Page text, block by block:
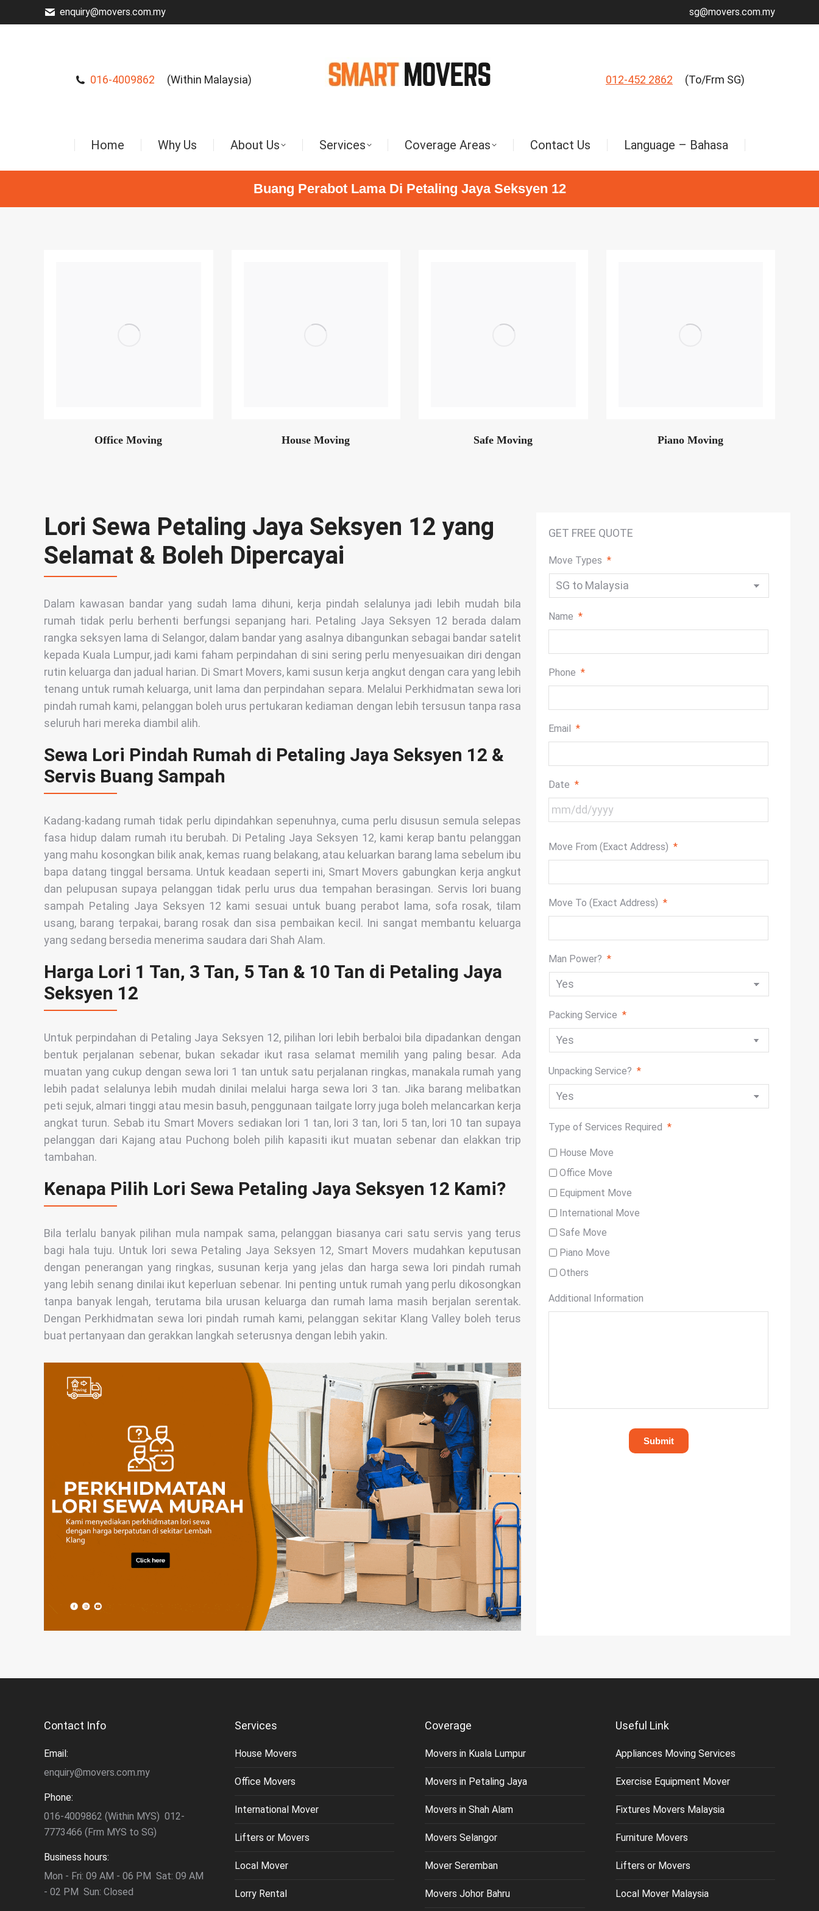
enquiry@movers.com.my sg@movers.com.my
016-4009862 (Within Malaysia) 012-452 2862 (To/Frm SG)
Home Why Us About Us Services Coverage Areas Contact Us Language – Bahasa
Buang Perabot Lama Di Petaling Jaya Seksyen 12
Office Moving House Moving Safe Moving Piano Moving
Lori Sewa Petaling Jaya Seksyen 12 yang
Selamat & Boleh Dipercayai
Dalam kawasan bandar yang sudah lama dihuni, kerja pindah selalunya jadi lebih mudah bila
rumah tidak perlu berhenti berfungsi sepanjang hari. Petaling Jaya Seksyen 12 berada dalam
rangka seksyen lama di Selangor, dalam bandar yang asalnya dibangunkan sebagai bandar satelit
kepada Kuala Lumpur, jadi kami faham perpindahan di sini sering perlu menyesuaikan diri dengan
rutin keluarga dan jadual harian. Di Smart Movers, kami susun kerja angkut dengan cara yang lebih
tenang untuk rumah keluarga, unit lama dan perpindahan separa. Melalui Perkhidmatan sewa lori
pindah rumah kami, pelanggan boleh urus pertukaran kediaman dengan lebih tersusun tanpa rasa
seluruh hari mereka diambil alih.
Sewa Lori Pindah Rumah di Petaling Jaya Seksyen 12 &
Servis Buang Sampah
Kadang-kadang rumah tidak perlu dipindahkan sepenuhnya, cuma perlu disusun semula selepas
fasa hidup dalam rumah itu berubah. Di Petaling Jaya Seksyen 12, kami kerap bantu pelanggan
yang mahu kosongkan bilik anak, kemas ruang belakang, atau keluarkan barang lama sebelum ibu
bapa datang tinggal bersama. Untuk keadaan seperti ini, Smart Movers gabungkan kerja angkut
dan pelupusan supaya pelanggan tidak perlu urus dua tempahan berasingan. Servis lori buang
sampah Petaling Jaya Seksyen 12 kami sesuai untuk buang perabot lama, sofa rosak, tilam
usang, barang terpakai, barang rosak dan sisa pembaikan kecil. Ini sangat membantu keluarga
yang sedang bersedia menerima saudara dari Shah Alam.
Harga Lori 1 Tan, 3 Tan, 5 Tan & 10 Tan di Petaling Jaya
Seksyen 12
Untuk perpindahan di Petaling Jaya Seksyen 12, pilihan lori lebih berbaloi bila dipadankan dengan
bentuk perjalanan sebenar, bukan sekadar ikut rasa selamat memilih yang paling besar. Ada
muatan yang cukup dengan sewa lori 1 tan untuk satu perjalanan ringkas, manakala rumah yang
lebih padat selalunya lebih mudah dinilai melalui harga sewa lori 3 tan. Jika barang melibatkan
peti sejuk, almari tinggi atau mesin basuh, penggunaan tailgate lorry juga boleh melancarkan kerja
angkat turun. Sebab itu Smart Movers sediakan lori 1 tan, lori 3 tan, lori 5 tan, lori 10 tan supaya
pelanggan dari Kajang atau Puchong boleh pilih kapasiti ikut muatan sebenar dan elakkan trip
tambahan.
Kenapa Pilih Lori Sewa Petaling Jaya Seksyen 12 Kami?
Bila terlalu banyak pilihan mula nampak sama, pelanggan biasanya cari satu servis yang terus
bagi hala tuju. Untuk lori sewa Petaling Jaya Seksyen 12, Smart Movers mudahkan keputusan
dengan penerangan yang ringkas, susunan kerja yang jelas dan harga sewa lori pindah rumah
yang lebih senang dinilai ikut keperluan sebenar. Ini penting untuk rumah yang perlu dikosongkan
tanpa banyak lengah, terutama bila urusan keluarga dan rumah lama masih berjalan serentak.
Dengan Perkhidmatan sewa lori pindah rumah kami, pelanggan sekitar Klang Valley boleh terus
buat pertanyaan dan gerakkan langkah seterusnya dengan lebih yakin.
GET FREE QUOTE
Move Types *
Name *
Phone *
Email *
Date *
slash
Move From (Exact Address) *
Move To (Exact Address) *
Man Power? *
Packing Service *
Unpacking Service? *
Type of Services Required *
House Move
Office Move
Equipment Move
International Move
Safe Move
Piano Move
Others
Additional Information
Contact Info
Email:
enquiry@movers.com.my
Phone:
016-4009862 (Within MYS) 012-
7773466 (Frm MYS to SG)
Business hours:
Mon - Fri: 09 AM - 06 PM Sat: 09 AM
- 02 PM Sun: Closed
Services
House Movers
Office Movers
International Mover
Lifters or Movers
Local Mover
Lorry Rental
Coverage
Movers in Kuala Lumpur
Movers in Petaling Jaya
Movers in Shah Alam
Movers Selangor
Mover Seremban
Movers Johor Bahru
Useful Link
Appliances Moving Services
Exercise Equipment Mover
Fixtures Movers Malaysia
Furniture Movers
Lifters or Movers
Local Mover Malaysia